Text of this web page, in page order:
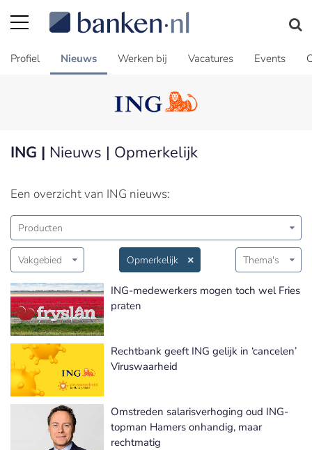
Profiel Nieuws Werken bij Vacatures Events
ING | Nieuws | Opmerkelijk
Een overzicht van ING nieuws:
Producten
Vakgebied Opmerkelijk Thema's
ING-medewerkers mogen toch wel Fries
praten
Rechtbank geeft ING gelijk in ‘cancelen’
Viruswaarheid
Omstreden salarisverhoging oud ING-
topman Hamers onhandig, maar
rechtmatig